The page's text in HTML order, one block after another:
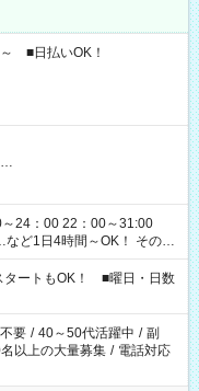
■日払いOK！
…
24：00 22：00～31:00
日4時間～OK！ その他
談ください！
ートもOK！ ■曜日・日数
要 / 40～50代活躍中 / 副
以上の大量募集 / 電話対応